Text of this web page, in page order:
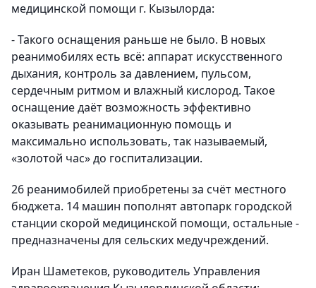
медицинской помощи г. Кызылорда:
- Такого оснащения раньше не было. В новых
реанимобилях есть всё: аппарат искусственного
дыхания, контроль за давлением, пульсом,
сердечным ритмом и влажный кислород. Такое
оснащение даёт возможность эффективно
оказывать реанимационную помощь и
максимально использовать, так называемый,
«золотой час» до госпитализации.
26 реанимобилей приобретены за счёт местного
бюджета. 14 машин пополнят автопарк городской
станции скорой медицинской помощи, остальные -
предназначены для сельских медучреждений.
Иран Шаметеков, руководитель Управления